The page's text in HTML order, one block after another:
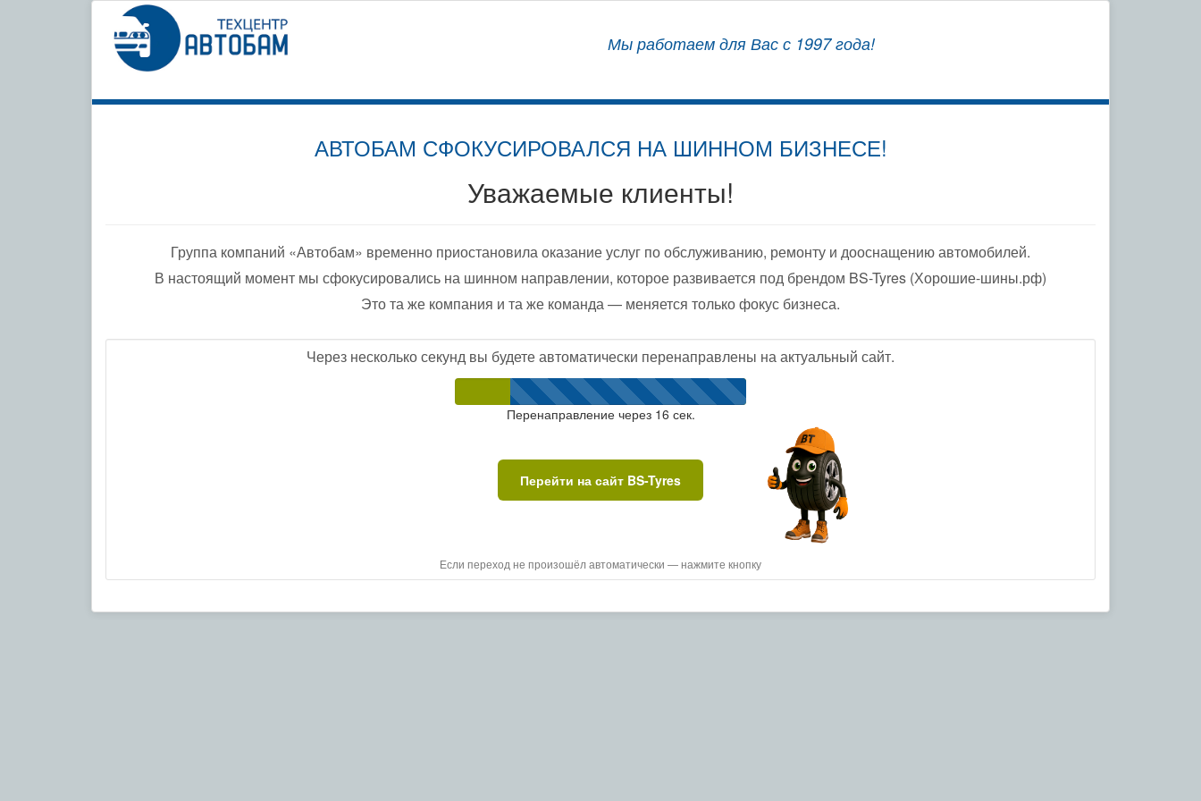
Мы работаем для Вас с 1997 года!
АВТОБАМ СФОКУСИРОВАЛСЯ НА ШИННОМ БИЗНЕСЕ!
Уважаемые клиенты!
Группа компаний «Автобам» временно приостановила оказание услуг по обслуживанию, ремонту и дооснащению автомобилей.
В настоящий момент мы сфокусировались на шинном направлении, которое развивается под брендом BS-Tyres (Хорошие-шины.рф)
Это та же компания и та же команда — меняется только фокус бизнеса.
Через несколько секунд вы будете автоматически перенаправлены на актуальный сайт.
Перенаправление через 15 сек.
Перейти на сайт BS-Tyres
Если переход не произошёл автоматически — нажмите кнопку